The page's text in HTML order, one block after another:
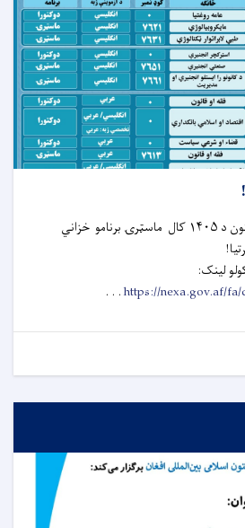
د افغان نړیوال اسلامي پوهنتون د ۱۴۰۵ کال ماسټرۍ برنامو خزاني
لینک:
https://nexa.gov.af/
. . .